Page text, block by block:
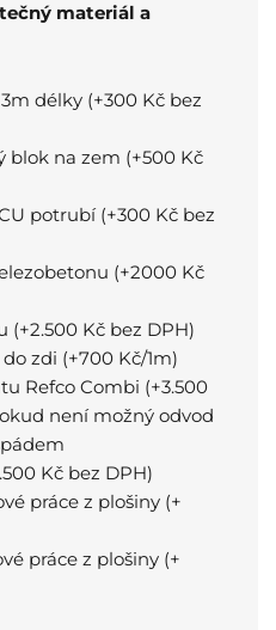
materiál a
délky (+300 Kč bez
blok na zem (+500 Kč
potrubí (+300 Kč bez
(+2000 Kč
(+2.500 Kč bez DPH)
zdi (+700 Kč/1m)
Refco Combi (+3.500
není možný odvod
Kč bez DPH)
práce z plošiny (+
práce z plošiny (+